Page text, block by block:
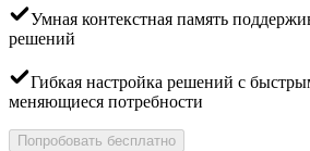
Умная контекстная память
решений
Гибкая настройка решений с
меняющиеся потребности
Попробовать бесплатно